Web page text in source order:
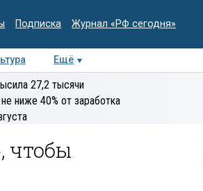
Подписка Журнал «РФ сегодня»
Ещё
Колумнисты
27,2 тысячи
ниже 40% от заработка
чтобы